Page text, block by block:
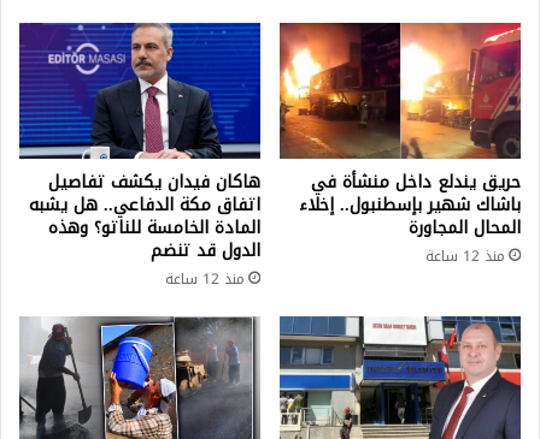
حريق يندلع داخل منشأة في
باشاك شهير بإسطنبول.. إخلاء
المحال المجاورة
منذ 12 ساعة
هاكان فيدان يكشف تفاصيل
اتفاق مكة الدفاعي.. هل يشبه
المادة الخامسة للناتو؟ وهذه
الدول قد تنضم
منذ 12 ساعة